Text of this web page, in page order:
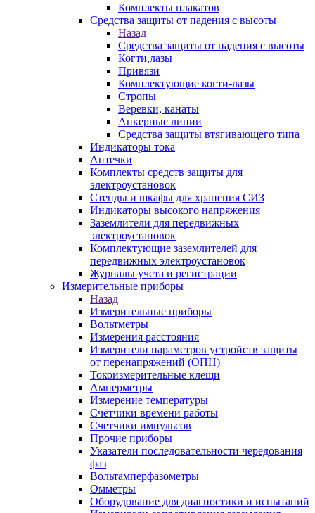
Комплекты плакатов
Средства защиты от падения с высоты
Назад
Средства защиты от падения с высоты
Когти,лазы
Привязи
Комплектующие когти-лазы
Стропы
Веревки, канаты
Анкерные линии
Средства защиты втягивающего типа
Индикаторы тока
Аптечки
Комплекты средств защиты для
электроустановок
Стенды и шкафы для хранения СИЗ
Индикаторы высокого напряжения
Заземлители для передвижных
электроустановок
Комплектующие заземлителей для
передвижных электроустановок
Журналы учета и регистрации
Измерительные приборы
Назад
Измерительные приборы
Вольтметры
Измерения расстояния
Измерители параметров устройств защиты
от перенапряжений (ОПН)
Токоизмерительные клещи
Амперметры
Измерение температуры
Счетчики времени работы
Счетчики импульсов
Прочие приборы
Указатели последовательности чередования
фаз
Вольтамперфазометры
Омметры
Оборудование для диагностики и испытаний